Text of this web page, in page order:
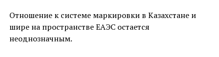
Отношение к системе маркировки в Казахстане и
шире на пространстве ЕАЭС остается
неоднозначным.